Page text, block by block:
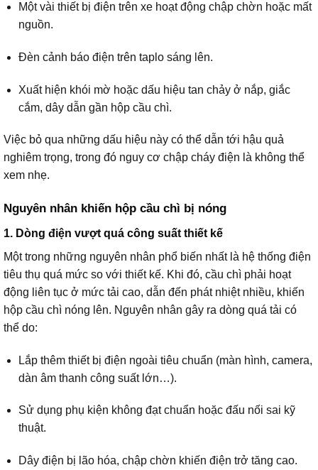
Một vài thiết bị điện trên xe hoạt động chập chờn hoặc mất
nguồn.
Đèn cảnh báo điện trên taplo sáng lên.
Xuất hiện khói mờ hoặc dấu hiệu tan chảy ở nắp, giắc
cắm, dây dẫn gần hộp cầu chì.
Việc bỏ qua những dấu hiệu này có thể dẫn tới hậu quả
nghiêm trọng, trong đó nguy cơ chập cháy điện là không thể
xem nhẹ.
Nguyên nhân khiến hộp cầu chì bị nóng
1. Dòng điện vượt quá công suất thiết kế
Một trong những nguyên nhân phổ biến nhất là hệ thống điện
tiêu thụ quá mức so với thiết kế. Khi đó, cầu chì phải hoạt
động liên tục ở mức tải cao, dẫn đến phát nhiệt nhiều, khiến
hộp cầu chì nóng lên. Nguyên nhân gây ra dòng quá tải có
thể do:
Lắp thêm thiết bị điện ngoài tiêu chuẩn (màn hình, camera,
dàn âm thanh công suất lớn…).
Sử dụng phụ kiện không đạt chuẩn hoặc đấu nối sai kỹ
thuật.
Dây điện bị lão hóa, chập chờn khiến điện trở tăng cao.